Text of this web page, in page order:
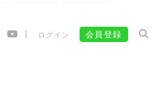
ログイン 会員登録